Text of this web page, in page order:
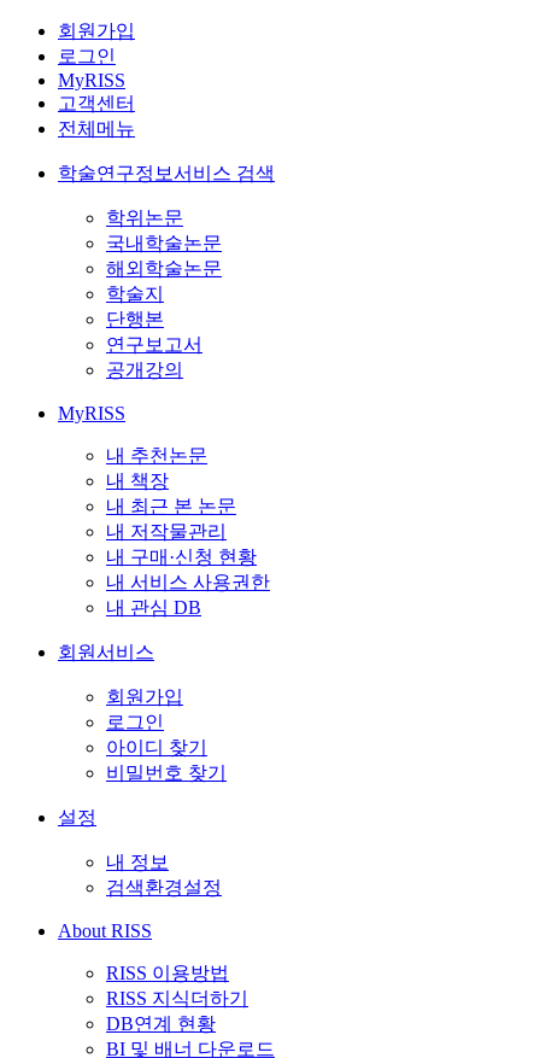
회원가입
로그인
MyRISS
고객센터
전체메뉴
학술연구정보서비스 검색
학위논문
국내학술논문
해외학술논문
학술지
단행본
연구보고서
공개강의
MyRISS
내 추천논문
내 책장
내 최근 본 논문
내 저작물관리
내 구매·신청 현황
내 서비스 사용권한
내 관심 DB
회원서비스
회원가입
로그인
아이디 찾기
비밀번호 찾기
설정
내 정보
검색환경설정
About RISS
RISS 이용방법
RISS 지식더하기
DB연계 현황
BI 및 배너 다운로드